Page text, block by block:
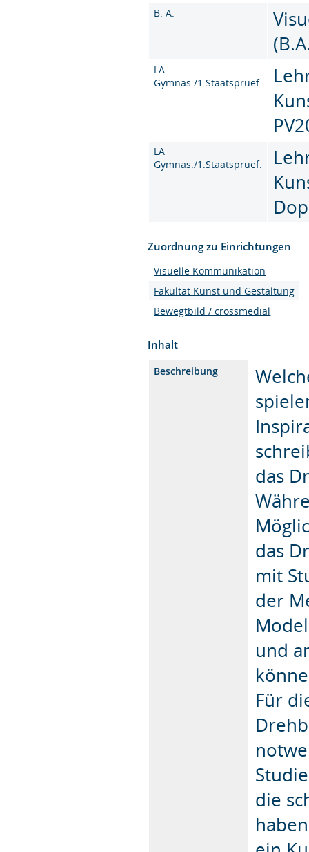
B. A.
LA
Gymnas./1.Staatspruef.
LA
Gymnas./1.Staatspruef.
Zuordnung zu Einrichtungen
Visuelle Kommunikation
Fakultät Kunst und Gestaltung
Bewegtbild / crossmedial
Inhalt
Beschreibung
das
das
mit
der
und
Für
die